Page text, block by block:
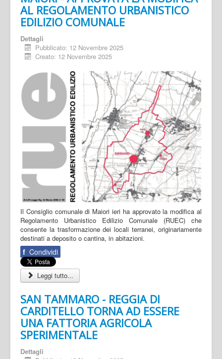
AL REGOLAMENTO URBANISTICO
EDILIZIO COMUNALE
Dettagli
Pubblicato: 12 Novembre 2025
Creato: 12 Novembre 2025
Il Consiglio comunale di Maiori ieri ha approvato la modifica al
Regolamento Urbanistico Edilizio Comunale (RUEC) che
consente la trasformazione dei locali terranei, originariamente
destinati a deposito o cantina, in abitazioni.
f Condividi
Leggi tutto...
SAN TAMMARO - REGGIA DI
CARDITELLO TORNA AD ESSERE
UNA FATTORIA AGRICOLA
SPERIMENTALE
Dettagli